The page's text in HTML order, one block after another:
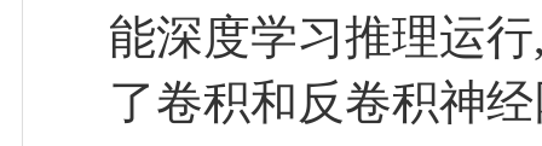
能深度学习推理运
了卷积和反卷积神